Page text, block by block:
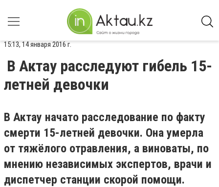
15:13, 14 января 2016 г.
В Актау расследуют гибель 15-
летней девочки
В Актау начато расследование по факту
смерти 15-летней девочки. Она умерла
от тяжёлого отравления, а виноваты, по
мнению независимых экспертов, врачи и
диспетчер станции скорой помощи.